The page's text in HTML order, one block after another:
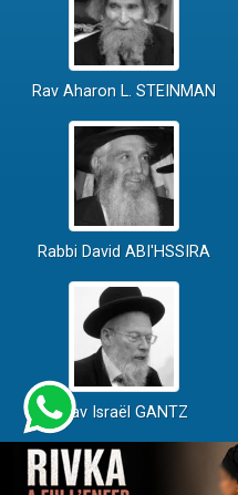
Rav Aharon L. STEINMAN
Rabbi David ABI'HSSIRA
Rav Israël GANTZ